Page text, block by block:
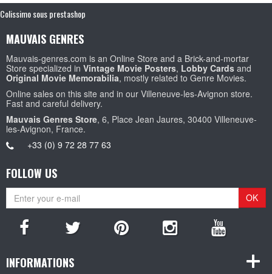
Colissimo sous prestashop
MAUVAIS GENRES
Mauvais-genres.com is an Online Store and a Brick-and-mortar
Store specialized in Vintage Movie Posters, Lobby Cards and
Original Movie Memorabilia, mostly related to Genre Movies.
Online sales on this site and in our Villeneuve-les-Avignon store.
Fast and careful delivery.
Mauvais Genres Store, 6, Place Jean Jaures, 30400 Villeneuve-
les-Avignon, France.
+33 (0) 9 72 28 77 63
FOLLOW US
OK
INFORMATIONS